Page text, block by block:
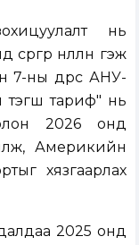
нь
нөлөөлнө гэж
ны өдрөөс АНУ-
тэгш тариф" нь
2026 онд
Америкийн
хязгаарлах
2025 онд